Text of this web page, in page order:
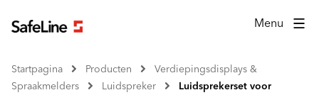
Menu
Startpagina Producten
Verdiepingsdisplays &
Spraakmelders
Luidspreker
Luidsprekerset voor